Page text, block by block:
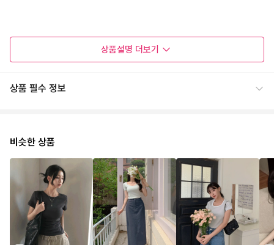
상품설명 더보기
상품 필수 정보
비슷한 상품